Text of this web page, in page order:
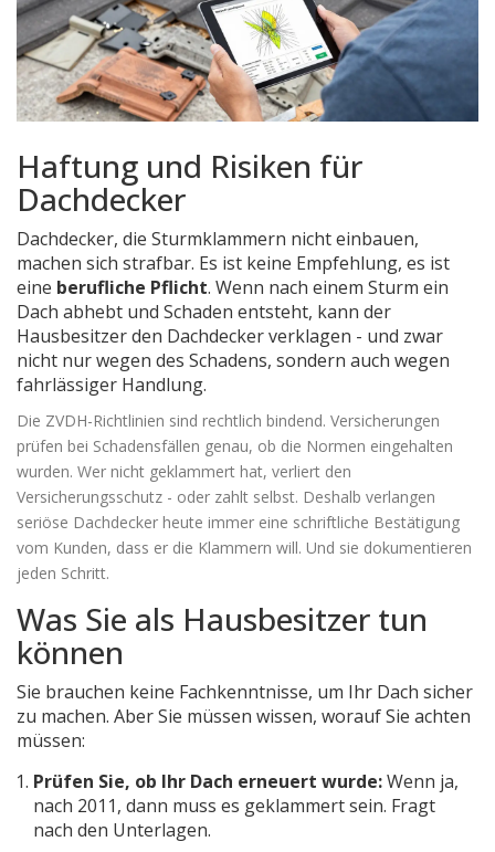
Haftung und Risiken für
Dachdecker
Dachdecker, die Sturmklammern nicht einbauen,
machen sich strafbar. Es ist keine Empfehlung, es ist
eine berufliche Pflicht. Wenn nach einem Sturm ein
Dach abhebt und Schaden entsteht, kann der
Hausbesitzer den Dachdecker verklagen - und zwar
nicht nur wegen des Schadens, sondern auch wegen
fahrlässiger Handlung.
Die ZVDH-Richtlinien sind rechtlich bindend. Versicherungen
prüfen bei Schadensfällen genau, ob die Normen eingehalten
wurden. Wer nicht geklammert hat, verliert den
Versicherungsschutz - oder zahlt selbst. Deshalb verlangen
seriöse Dachdecker heute immer eine schriftliche Bestätigung
vom Kunden, dass er die Klammern will. Und sie dokumentieren
jeden Schritt.
Was Sie als Hausbesitzer tun
können
Sie brauchen keine Fachkenntnisse, um Ihr Dach sicher
zu machen. Aber Sie müssen wissen, worauf Sie achten
müssen:
Prüfen Sie, ob Ihr Dach erneuert wurde:Wenn ja,
nach 2011, dann muss es geklammert sein. Fragt
nach den Unterlagen.